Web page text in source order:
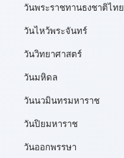
วันพระราชทานธงชาติไทย
วันไหว้พระจันทร์​
วันวิทยาศาสตร์
วันมหิดล
วันนวมินทรมหาราช
วันปิยมหาราช
วันออกพรรษา